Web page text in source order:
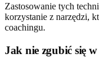
Zastosowanie tych
korzystanie z narzędzi,
coachingu.
Jak nie zgubić się